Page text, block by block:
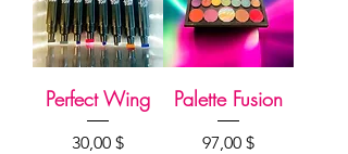
Perfect Wing
Prix
30,00 $
Palette Fusion
Prix
97,00 $